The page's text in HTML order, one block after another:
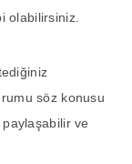
olabilirsiniz.
söz konusu
ve